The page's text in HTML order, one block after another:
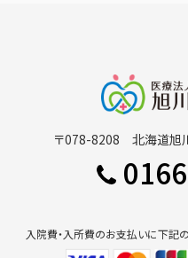
〒078-8208 北海道旭
入院費・入所費のお支払いに下記